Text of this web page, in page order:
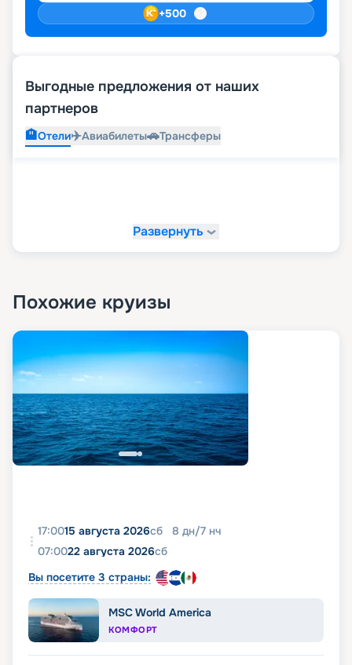
+500
Выгодные предложения от наших
партнеров
🏨Отели✈️Авиабилеты🚗Трансферы
Развернуть
Похожие круизы
17:0015 августа 2026сб 8 дн/7 нч
07:0022 августа 2026сб
Вы посетите 3 страны:
MSC World America
КОМФОРТ